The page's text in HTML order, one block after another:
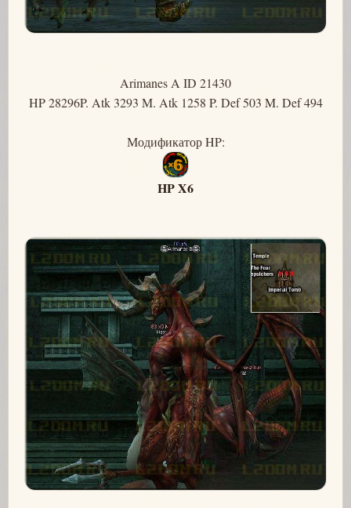
Arimanes A ID 21430
HP 28296P. Atk 3293 M. Atk 1258 P. Def 503 M. Def 494
Модификатор HP:
HP X6